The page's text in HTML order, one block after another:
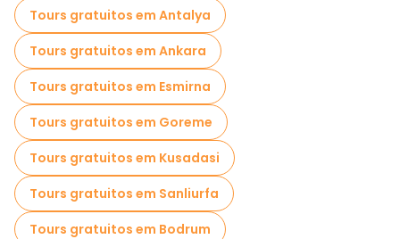
Passeios gratuitos de um dia em Alanya
Passeios de bicicleta em Alanya
Passeios gastronômicos em Alanya
Passeios gratuitos perto Alanya Castle
Passeios gratuitos perto ANTALYA
Tours gratuitos em Antalya
Tours gratuitos em Ankara
Tours gratuitos em Esmirna
Tours gratuitos em Goreme
Tours gratuitos em Kusadasi
Tours gratuitos em Sanliurfa
Tours gratuitos em Bodrum